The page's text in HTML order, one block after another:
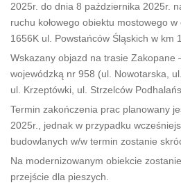
2025r. do dnia 8 października 2025r.
ruchu kołowego obiektu mostowego
1656K ul. Powstańców Śląskich w km
Wskazany objazd na trasie Zakopane
wojewódzką nr 958 (ul. Nowotarska,
ul. Krzeptówki, ul. Strzelców
Termin zakończenia prac planowany
2025r., jednak w przypadku
budowlanych w/w termin zostanie
Na modernizowanym obiekcie
przejście dla pieszych.